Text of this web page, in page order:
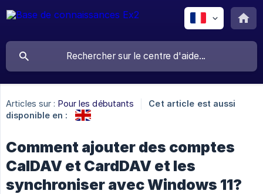
Articles sur : Pour les débutants
Cet article est aussi
disponible en :
Comment ajouter des comptes
CalDAV et CardDAV et les
synchroniser avec Windows 11?